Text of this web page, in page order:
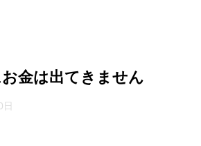
金は出てきません